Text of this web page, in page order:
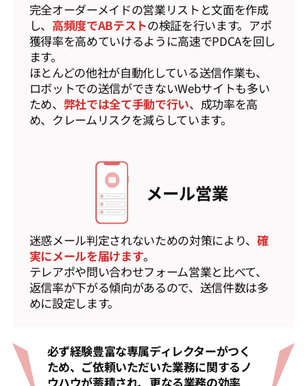
完全オーダーメイドの営業リストと文面を作成
し、 高頻度でABテストの検証を行います。アポ
獲得率を高めていけるように高速でPDCAを回し
ます。
ほとんどの他社が自動化している送信作業も、
ロボットでの送信ができないWebサイトも多い
ため、 弊社では全て手動で行い、成功率を高
め、クレームリスクを減らしています。
メール営業
迷惑メール判定されないための対策により、 確
実にメールを届けます。
テレアポや問い合わせフォーム営業と比べて、
返信率が下がる傾向があるので、送信件数は多
めに設定します。
必ず経験豊富な専属ディレクターがつく
ため、ご依頼いただいた業務に関するノ
ウハウが蓄積され、更なる業務の効率